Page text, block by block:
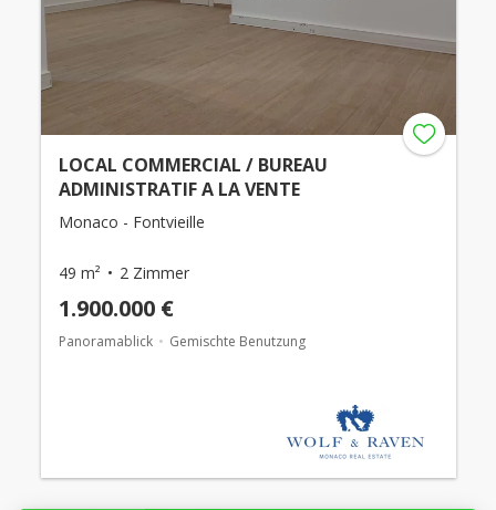
LOCAL COMMERCIAL / BUREAU
ADMINISTRATIF A LA VENTE
Monaco - Fontvieille
49 m² 2 Zimmer
1.900.000 €
Panoramablick Gemischte Benutzung